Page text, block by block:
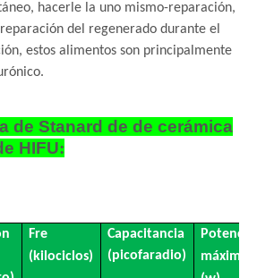
hacerle la uno mismo-reparación,
del regenerado durante el
estos alimentos son principalmente
de Stanard de de cerámica
HIFU:
Fre
(kilociclos)
Capacitancia
(picofaradio)
Potencia
máxima